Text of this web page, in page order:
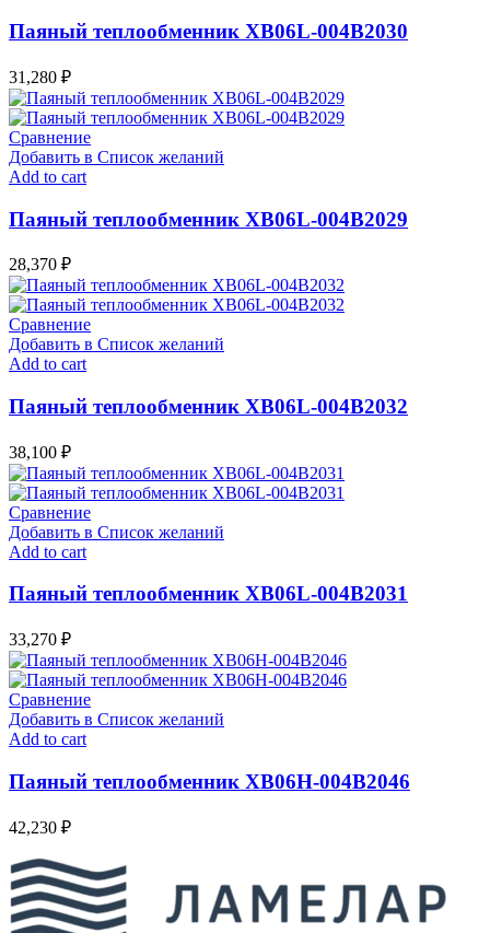
Паяный теплообменник XB06L-004В2030
31,280 ₽
Сравнение
Добавить в Список желаний
Add to cart
Паяный теплообменник XB06L-004В2029
28,370 ₽
Сравнение
Добавить в Список желаний
Add to cart
Паяный теплообменник XB06L-004В2032
38,100 ₽
Сравнение
Добавить в Список желаний
Add to cart
Паяный теплообменник XB06L-004В2031
33,270 ₽
Сравнение
Добавить в Список желаний
Add to cart
Паяный теплообменник XB06H-004В2046
42,230 ₽